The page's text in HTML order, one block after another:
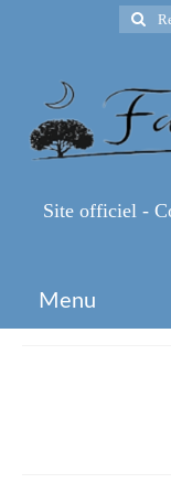
:
Site officiel -
Menu